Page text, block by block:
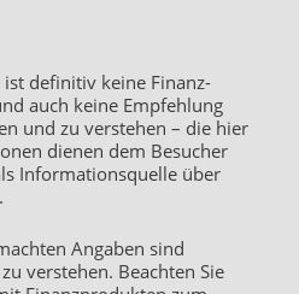
definitiv keine Finanz-
auch keine Empfehlung
und zu verstehen – die hier
dienen dem Besucher
Informationsquelle über
Angaben sind
verstehen. Beachten Sie